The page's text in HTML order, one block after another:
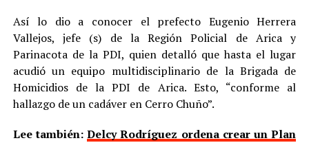
Así lo dio a conocer el prefecto Eugenio Herrera
Vallejos, jefe (s) de la Región Policial de Arica y
Parinacota de la PDI, quien detalló que hasta el lugar
acudió un equipo multidisciplinario de la Brigada de
Homicidios de la PDI de Arica. Esto, “conforme al
hallazgo de un cadáver en Cerro Chuño”.
Lee también:Delcy Rodríguez ordena crear un Plan